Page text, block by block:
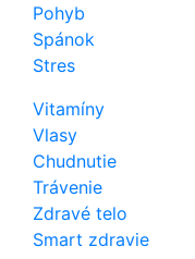
Pohyb
Spánok
Stres
Vitamíny
Vlasy
Chudnutie
Trávenie
Zdravé telo
Smart zdravie